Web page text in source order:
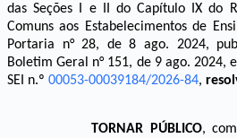
das Seções I e II do Capítulo IX do
Comuns aos Estabelecimentos de
Portaria n° 28, de 8 ago. 2024,
Boletim Geral n° 151, de 9 ago. 2024,
SEI n.º 00053-00039184/2026-84,
TORNAR PÚBLICO,